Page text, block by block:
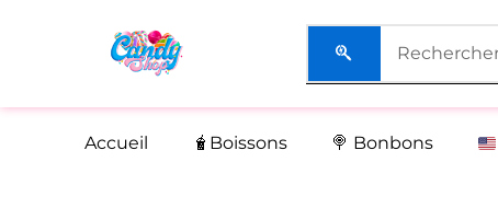
Accueil 🧋Boissons 🍭 Bonbons